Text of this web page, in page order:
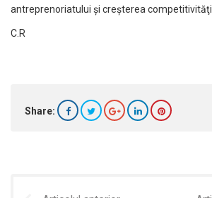
antreprenoriatului şi creşterea
C.R
Share: